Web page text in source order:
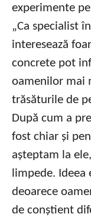
experimente
„Ca specialist
interesează
concrete pot
oamenilor mai
trăsăturile de
După cum a
fost chiar și
așteptam la
limpede.
deoarece
de conștient